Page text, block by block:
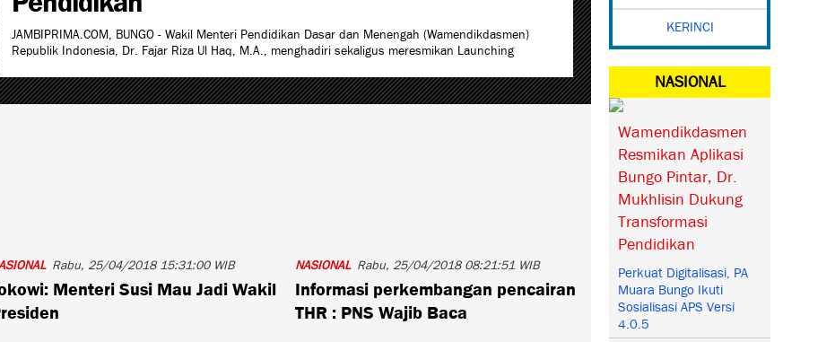
JAMBIPRIMA.COM, BUNGO - Wakil Menteri Pendidikan Dasar dan Menengah (Wamendikdasmen)
Republik Indonesia, Dr. Fajar Riza Ul Haq, M.A., menghadiri sekaligus meresmikan Launching
Rabu, 25/04/2018 15:31:00 WIB
Menteri Susi Mau Jadi Wakil
NASIONAL Rabu, 25/04/2018 08:21:51 WIB
Informasi perkembangan pencairan
THR : PNS Wajib Baca
KERINCI
NASIONAL
Wamendikdasmen
Resmikan Aplikasi
Bungo Pintar, Dr.
Mukhlisin Dukung
Transformasi
Pendidikan
Perkuat Digitalisasi, PA
Muara Bungo Ikuti
Sosialisasi APS Versi
4.0.5